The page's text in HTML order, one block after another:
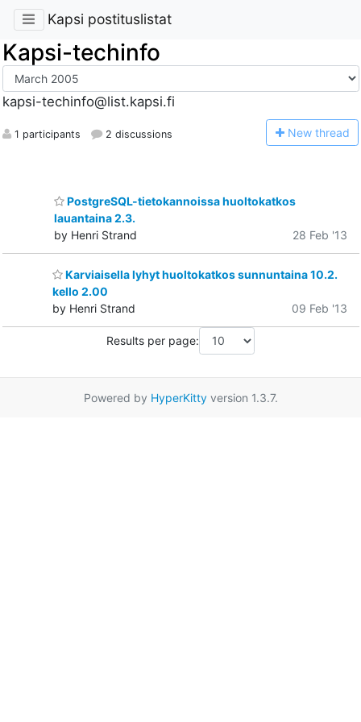
Kapsi postituslistat
Kapsi-techinfo
kapsi-techinfo@list.kapsi.fi
1 participants 2 discussions New thread
PostgreSQL-tietokannoissa huoltokatkos
lauantaina 2.3.
by Henri Strand
28 Feb '13
Karviaisella lyhyt huoltokatkos sunnuntaina 10.2.
kello 2.00
by Henri Strand
09 Feb '13
Results per page:
Powered by HyperKittyversion 1.3.7.